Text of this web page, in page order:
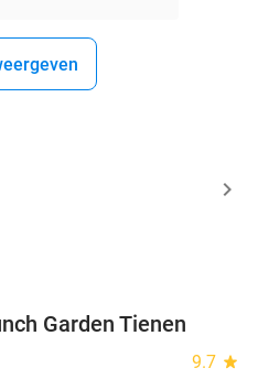
Garden Tienen
9.7 star